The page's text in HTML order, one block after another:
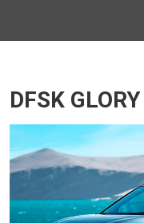
DFSK